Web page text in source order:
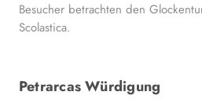
Besucher betrachten den
Scolastica.
Petrarcas Würdigung